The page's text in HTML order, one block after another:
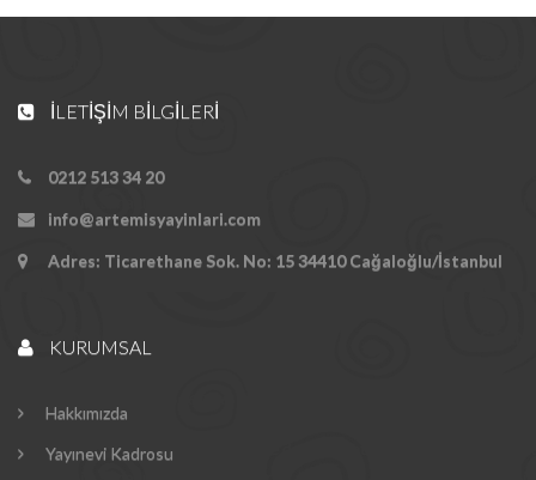
İLETIŞIM BILGILERI
0212 513 34 20
info@artemisyayinlari.com
Adres: Ticarethane Sok. No: 15 34410 Cağaloğlu/İstanbul
KURUMSAL
Hakkımızda
Yayınevi Kadrosu